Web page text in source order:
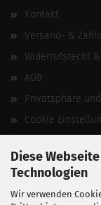
Diese
Technologien
Wir verwenden
Kontakt
Versand- &
Widerrufsrecht
AGB
Privatsphäre
Cookie
Vertrag